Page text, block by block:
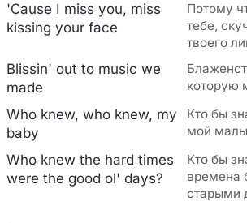
'Cause I miss you, miss
kissing your face
Потому
тебе,
твоего
Blissin' out to music we
made
которую
Who knew, who knew, my
baby
Кто бы
мой
Who knew the hard times
were the good ol' days?
Кто бы
времена
старыми